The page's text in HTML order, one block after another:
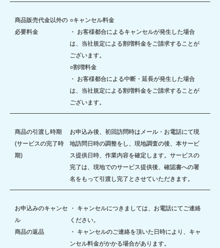
商品販売代金以外の
必要料金
○キャンセル料金
・ お客様都合によるキャンセルが発生した場合
は、当社規定による割増料金をご請求することが
ございます。
○割増料金
・ お客様都合による中断・延長が発生した場合
は、当社規定による割増料金をご請求することが
ございます。
商品の引渡し時期
(サービスの完了時
期)
お申込み後、初回訪問時はメール・お電話にて現
地訪問日時の調整をし、現地調査の後、本サービ
ス提供日時、作業内容を確定します。サービスの
完了は、現地でのサービス提供後、確認書への署
名をもって引渡し完了とさせていただきます。
お申込みのキャンセ
ル
商品の返品
・ キャンセルにつきましては、お電話にてご連絡
ください。
・ キャンセルのご連絡を頂いた日時により、キャ
ンセル料金がかかる場合があります。